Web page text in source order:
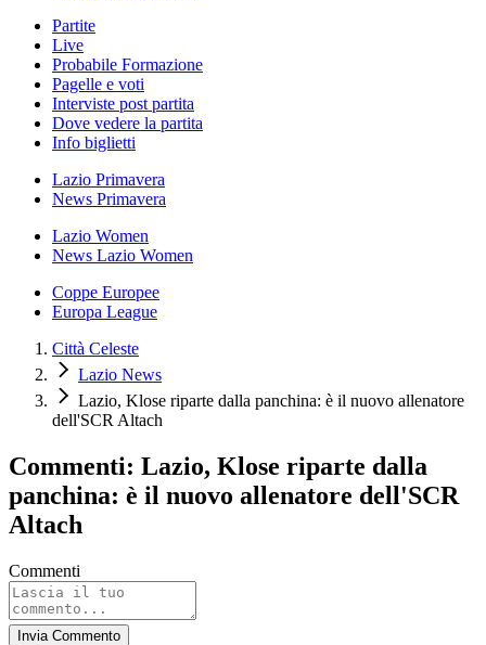
Partite
Live
Probabile Formazione
Pagelle e voti
Interviste post partita
Dove vedere la partita
Info biglietti
Lazio Primavera
News Primavera
Lazio Women
News Lazio Women
Coppe Europee
Europa League
Città Celeste
Lazio News
Lazio, Klose riparte dalla panchina: è il nuovo allenatore
dell'SCR Altach
Commenti: Lazio, Klose riparte dalla
panchina: è il nuovo allenatore dell'SCR
Altach
Commenti
Invia Commento